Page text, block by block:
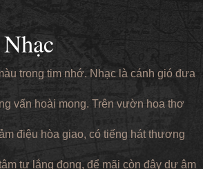
trong tim nhớ. Nhạc là cánh gió đưa
vấn hoài mong. Trên vườn hoa thơ
điệu hòa giao, có tiếng hát thương
tư lắng đọng, để mãi còn đây dư âm